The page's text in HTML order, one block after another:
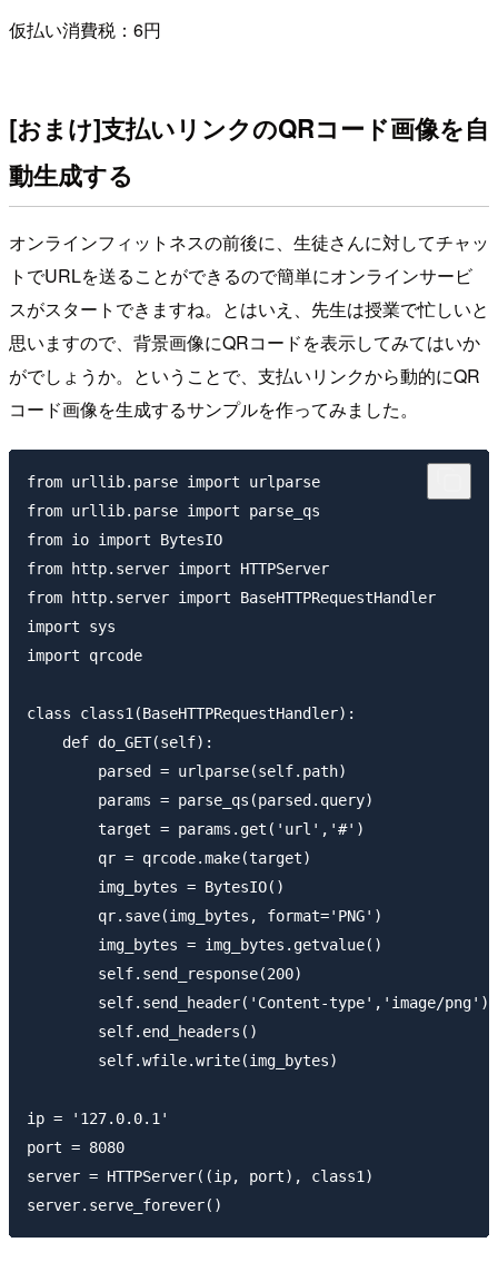
仮払い消費税：6円
[おまけ]支払いリンクのQRコード画像を自
動生成する
オンラインフィットネスの前後に、生徒さんに対してチャッ
トでURLを送ることができるので簡単にオンラインサービ
スがスタートできますね。とはいえ、先生は授業で忙しいと
思いますので、背景画像にQRコードを表示してみてはいか
がでしょうか。ということで、支払いリンクから動的にQR
コード画像を生成するサンプルを作ってみました。
from urllib.parse import urlparse
from urllib.parse import parse_qs
from io import BytesIO
from http.server import HTTPServer
from http.server import BaseHTTPRequestHandler
import sys
import qrcode
class class1(BaseHTTPRequestHandler):
    def do_GET(self):
        parsed = urlparse(self.path)
        params = parse_qs(parsed.query)
        target = params.get('url','#')
        qr = qrcode.make(target)
        img_bytes = BytesIO()
        qr.save(img_bytes, format='PNG')
img_bytes =
        self.send_response(200)
        self.send_header('Content-type','image/png')
        self.end_headers()
        self.wfile.write(img_bytes)
ip = '127.0.0.1'
port = 8080
server = HTTPServer((ip, port), class1)